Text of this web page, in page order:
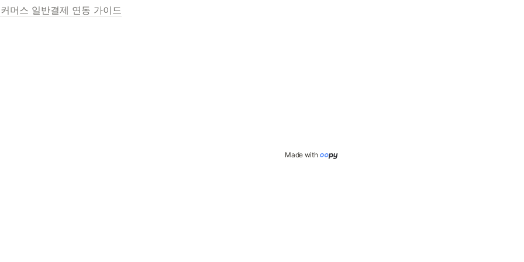
머스 일반결제 연동 가이드
Made with